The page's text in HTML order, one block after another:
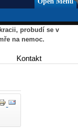
probudí se v
na nemoc.
Kontakt